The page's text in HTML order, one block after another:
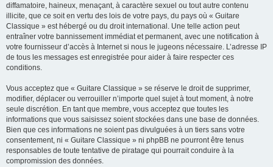
diffamatoire, haineux, menaçant, à caractère sexuel ou tout autre contenu
illicite, que ce soit en vertu des lois de votre pays, du pays où « Guitare
Classique » est hébergé ou du droit international. Une telle action peut
entraîner votre bannissement immédiat et permanent, avec une notification à
votre fournisseur d’accès à Internet si nous le jugeons nécessaire. L’adresse IP
de tous les messages est enregistrée pour aider à faire respecter ces
conditions.
Vous acceptez que « Guitare Classique » se réserve le droit de supprimer,
modifier, déplacer ou verrouiller n’importe quel sujet à tout moment, à notre
seule discrétion. En tant que membre, vous acceptez que toutes les
informations que vous saisissez soient stockées dans une base de données.
Bien que ces informations ne soient pas divulguées à un tiers sans votre
consentement, ni « Guitare Classique » ni phpBB ne pourront être tenus
responsables de toute tentative de piratage qui pourrait conduire à la
compromission des données.